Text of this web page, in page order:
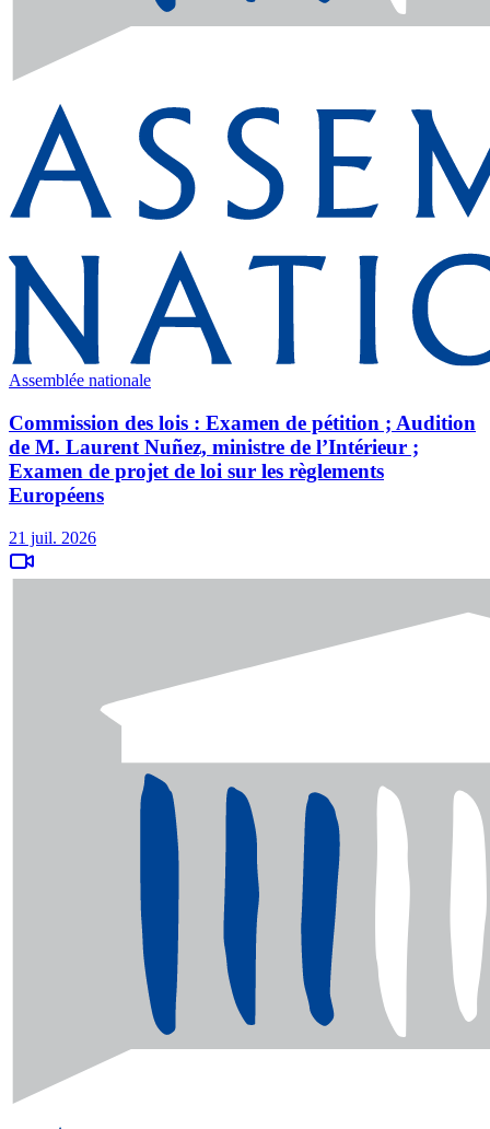
Assemblée nationale
Commission des lois : Examen de pétition ; Audition
de M. Laurent Nuñez, ministre de l’Intérieur ;
Examen de projet de loi sur les règlements
Européens
21 juil. 2026